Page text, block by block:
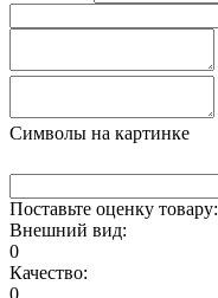
Символы на картинке
Поставьте оценку товару:
Внешний вид:
0
Качество:
0